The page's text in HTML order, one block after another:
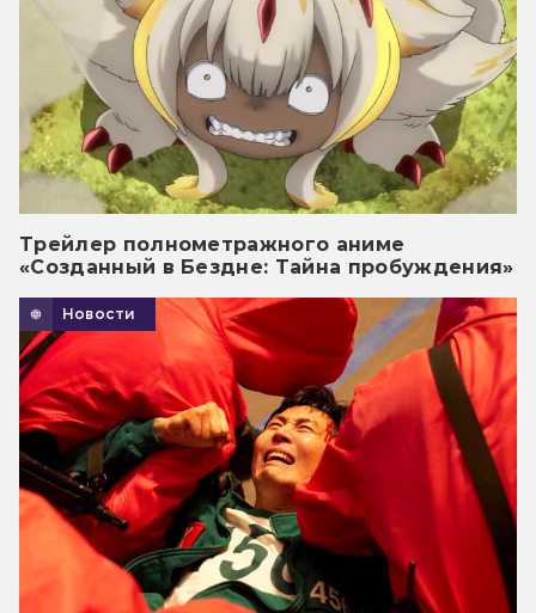
Трейлер полнометражного аниме
«Созданный в Бездне: Тайна пробуждения»
Новости